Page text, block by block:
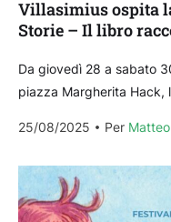
Villasimius ospita
Storie – Il libro
Da giovedì 28 a sabato
piazza Margherita Hack,
25/08/2025
Per